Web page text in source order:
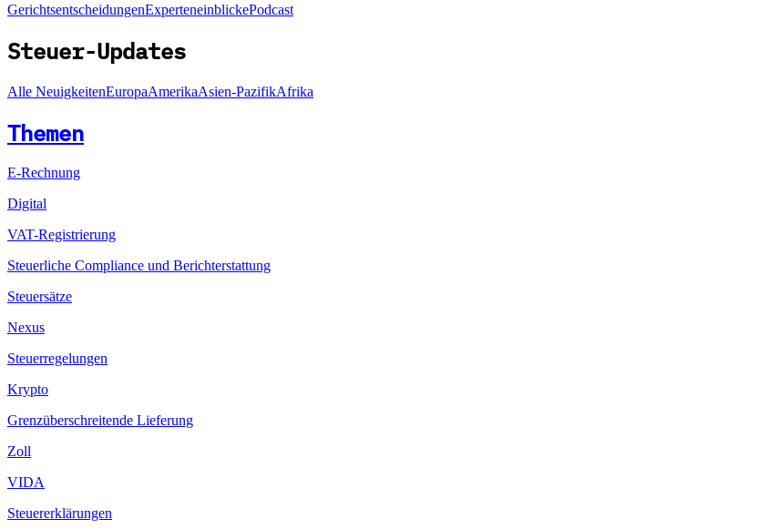
GerichtsentscheidungenExperteneinblickePodcast
Steuer-Updates
Alle NeuigkeitenEuropaAmerikaAsien-PazifikAfrika
Themen
E-Rechnung
Digital
VAT-Registrierung
Steuerliche Compliance und Berichterstattung
Steuersätze
Nexus
Steuerregelungen
Krypto
Grenzüberschreitende Lieferung
Zoll
VIDA
Steuererklärungen